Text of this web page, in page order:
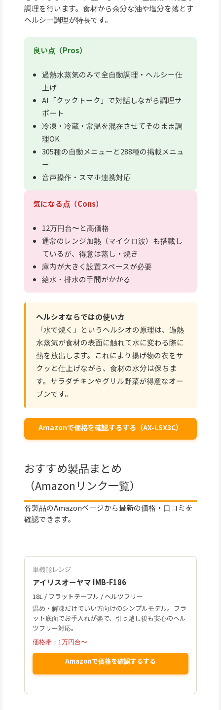
調理を行います。食材から余分な油や塩分を落とす
ヘルシー調理が特長です。
良い点（Pros）
過熱水蒸気のみで全自動調理・ヘルシー仕
上げ
AI「クックトーク」で対話しながら調理サ
ポート
冷凍・冷蔵・常温を混在させてそのまま調
理OK
305種の自動メニューと288種の掲載メニュ
ー
音声操作・スマホ連携対応
気になる点（Cons）
12万円台〜と高価格
通常のレンジ加熱（マイクロ波）も搭載し
ているが、得意は蒸し・焼き
庫内が大きく設置スペースが必要
給水・排水の手間がかかる
ヘルシオならではの使い方
「水で焼く」というヘルシオの原理は、過熱
水蒸気が食材の表面に触れて水に変わる際に
熱を放出します。これにより揚げ物の衣をサ
クッと仕上げながら、食材の水分は保ちま
す。サラダチキンやグリル野菜が得意なオー
ブンです。
Amazonで価格を確認するする（AX-LSX3C）
おすすめ製品まとめ
（Amazonリンク一覧）
各製品のAmazonページから最新の価格・口コミを
確認できます。
単機能レンジ
アイリスオーヤマ IMB-F186
18L / フラットテーブル / ヘルツフリー
温め・解凍だけでいい方向けのシンプルモデル。フラ
ット底面でお手入れが楽で、引っ越し後も安心のヘル
ツフリー対応。
価格帯：1万円台〜
Amazonで価格を確認するする